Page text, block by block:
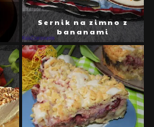
Sernik na zimno z
bananami